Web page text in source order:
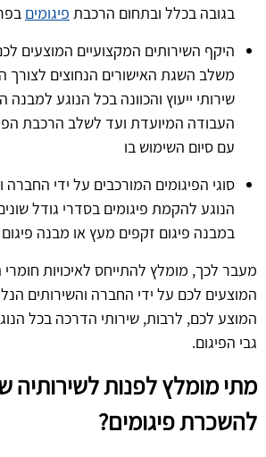
בגובה בכלל ובתחום הרכבת פיגומים
היקף השירותים המקצועיים המוצעים
משלב השגת האישורים הנחוצים לצורך
שירותי ייעוץ והכוונה בכל הנוגע למבנה
העבודה המיועדת ועד לשלב הרכבת
עם סיום השימוש בו
סוגי הפיגומים המורכבים על ידי החברה
הנוגע להקמת פיגומים בסדרי גודל
במבנה פיגום זקפים מעץ או מבנה
מעבר לכך, מומלץ להתייחס לאיכויות
המוצעים לכם על ידי החברה והשירותים
המוצע לכם, לרבות, שירותי הדרכה בכל
גבי הפיגום.
מתי מומלץ לפנות לשירותיה
להשכרת פיגומים?